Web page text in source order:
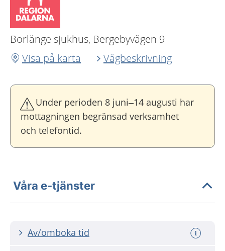
Borlänge sjukhus, Bergebyvägen 9
Visa på karta
Vägbeskrivning
Under perioden 8 juni–14 augusti har
mottagningen begränsad verksamhet
och telefontid.
Våra e-tjänster
Av/omboka tid